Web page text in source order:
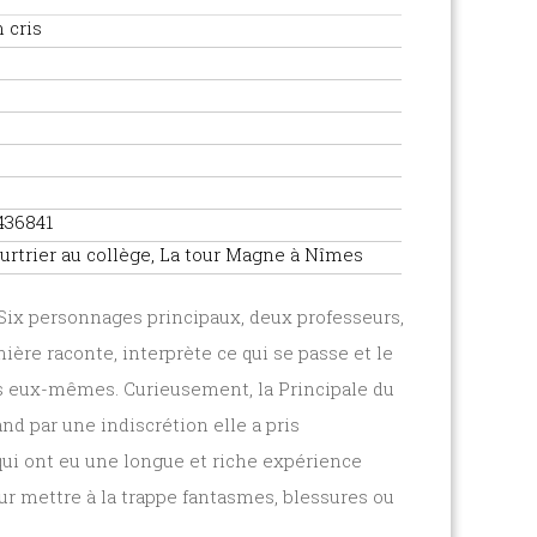
cris
au collège, La tour Magne à Nîmes
personnages principaux, deux professeurs,
raconte, interprète ce qui se passe et le
mêmes. Curieusement, la Principale du
par une indiscrétion elle a pris
ont eu une longue et riche expérience
mettre à la trappe fantasmes, blessures ou